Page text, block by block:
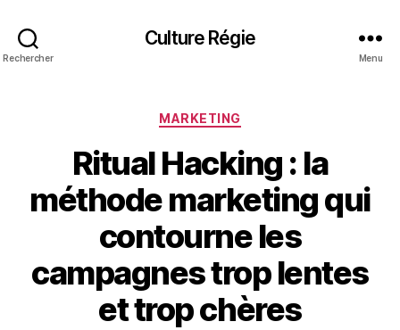
Rechercher
Culture Régie
Menu
Catégories
MARKETING
Ritual Hacking : la
méthode marketing qui
contourne les
campagnes trop lentes
et trop chères